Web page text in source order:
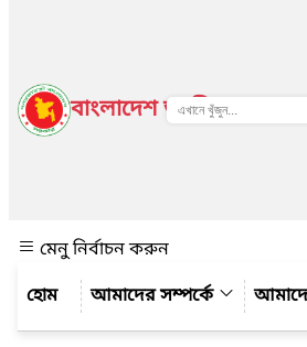
বাংলাদেশ জাতীয় তথ্য
মেনু নির্বাচন করুন
আমাদের সম্পর্কে